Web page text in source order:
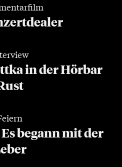
in der Hörbar
begann mit der